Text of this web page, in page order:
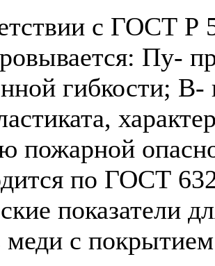
с ГОСТ Р
Пу-
гибкости; В-
пожарной
по ГОСТ
показатели
меди с